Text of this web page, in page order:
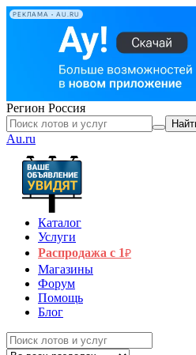
РЕКЛАМА • AU.RU
Регион Россия
Au.ru
Каталог
Услуги
Распродажа с 1₽
Магазины
Форум
Помощь
Блог